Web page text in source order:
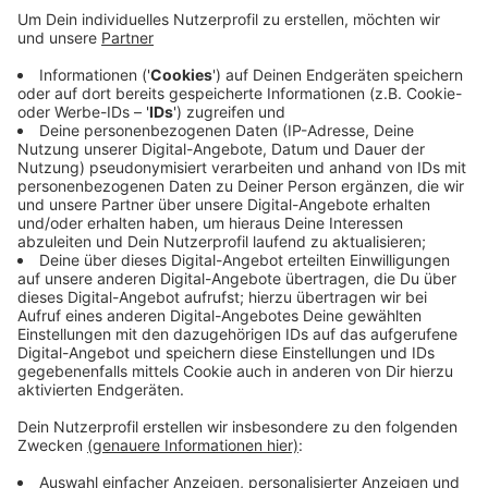
Seit heute sind die Markierungsarbeiten auf der
Overbergstraße abgeschlossen. Zwischen dem
Bolzplatz Stolbergstraße und dem Lohwall
signalisieren weiße Linien und rot eingefärbte
Kreuzungen, dass hier Fahrradfahrer Vorrang haben.
Autofahrer dürfen die Straße weiter befahren. Für sie
gilt Tempo 30 und Rücksicht nehmen. Im kommenden
Jahr will die Stadt die Friedrich-Ruin-Straße in eine
Fahrradstraße umgestalten.
Anzeige